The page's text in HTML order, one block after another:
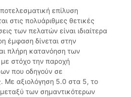
επίλυση
στις πολυάριθμες θετικές
των πελατών είναι ιδιαίτερα
έμφαση δίνεται στην
πλήρη κατανόηση των
στόχο την παροχή
που οδηγούν σε
Με αξιολόγηση 5.0 στα 5, το
των σημαντικότερων